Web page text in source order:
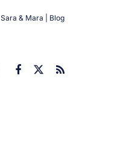
Sara & Mara | Blog